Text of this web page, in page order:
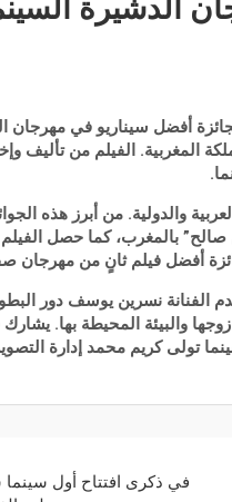
الدشيرة
أفضل سيناريو في مهرجان
المغربية. الفيلم من تأليف
والدولية. من أبرز هذه
صالح” بالمغرب، كما حصل
أفضل فيلم ثانٍ من مهرجان
الفنانة نسرين يوسف دور
والبيئة المحيطة بها.
تولى كريم محمد إدارة
في ذكرى افتتاح أول